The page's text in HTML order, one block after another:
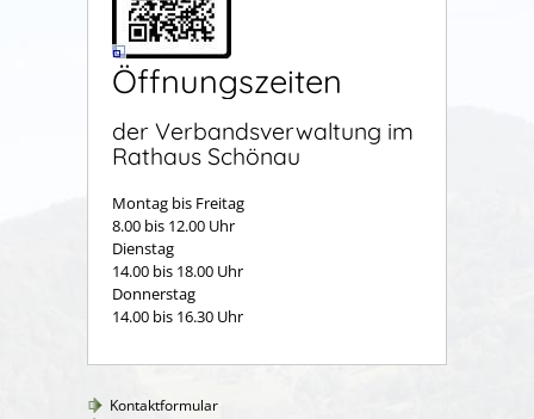
Öffnungszeiten
der Verbandsverwaltung im
Rathaus Schönau
Montag bis Freitag
8.00 bis 12.00 Uhr
Dienstag
14.00 bis 18.00 Uhr
Donnerstag
14.00 bis 16.30 Uhr
Kontaktformular